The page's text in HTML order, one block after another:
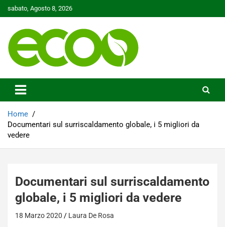
to
sabato, Agosto 8, 2026
Ecoo.it
Home
Documentari sul surriscaldamento globale, i 5 migliori da
vedere
Documentari sul surriscaldamento
globale, i 5 migliori da vedere
18 Marzo 2020 Laura De Rosa